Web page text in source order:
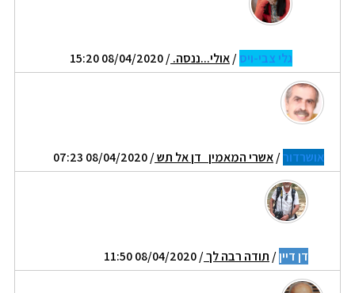
גלי צבי-ויס/אולי...ננסה./ 08/04/2020 15:20
אושרדור/אשרי המאמין דן אל תש/ 08/04/2020 07:23
דן דיין/ תודה רבה לך/ 08/04/2020 11:50